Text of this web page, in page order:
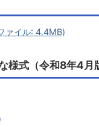
ァイル: 4.4MB)
様式（令和8年4月